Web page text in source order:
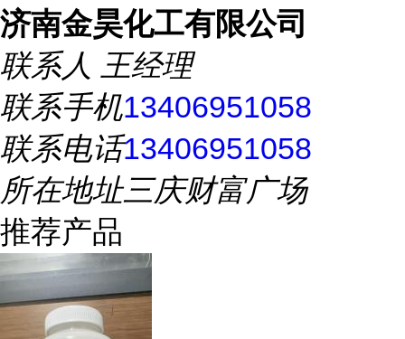
济南金昊化工有限公司
联系人 王经理
联系手机13406951058
联系电话13406951058
所在地址三庆财富广场
推荐产品